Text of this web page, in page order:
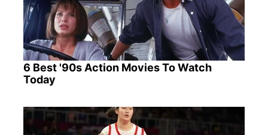
6 Best '90s Action Movies To Watch
Today